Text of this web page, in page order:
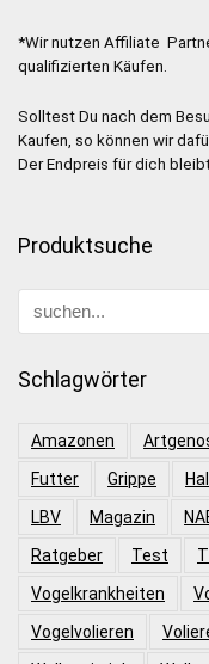
*Wir nutzen Affiliate
qualifizierten Käufen.
Solltest Du nach dem
Kaufen, so können wir
Der Endpreis für dich
Produktsuche
Schlagwörter
Amazonen
Futter
Grippe
LBV
Magazin
Ratgeber
Test
Vogelkrankheiten
Vogelvolieren